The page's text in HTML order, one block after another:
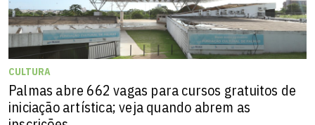
CULTURA
Palmas abre 662 vagas para cursos gratuitos de
iniciação artística; veja quando abrem as